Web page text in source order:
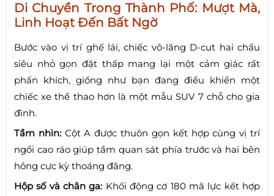
Di Chuyển Trong Thành Phố: Mượt Mà,
Linh Hoạt Đến Bất Ngờ
Bước vào vị trí ghế lái, chiếc vô-lăng D-cut hai chấu
siêu nhỏ gọn đặt thấp mang lại một cảm giác rất
phấn khích, giống như bạn đang điều khiển một
chiếc xe thể thao hơn là một mẫu SUV 7 chỗ cho gia
đình.
Tầm nhìn:Cột A được thuôn gọn kết hợp cùng vị trí
ngồi cao ráo giúp tầm quan sát phía trước và hai bên
hông cực kỳ thoáng đãng.
Hộp số và chân ga: Khối động cơ 180 mã lực kết hợp